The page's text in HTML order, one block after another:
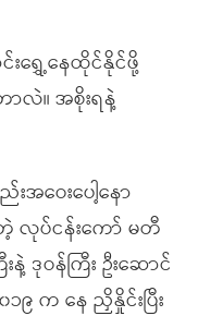
းရွှေ့နေထိုင်နိုင်ဖို့
လဲ။ အစိုးရနဲ့
ဝေးပေါ့နော
လုပ်ငန်းကော် မတီ
ဒုဝန်ကြီး ဦးဆောင်
က နေ ညှိနှိုင်းပြီး